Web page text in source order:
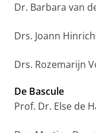
Dr. Barbara van
Drs. Joann
Drs. Rozemarijn
De Bascule
Prof. Dr. Else de